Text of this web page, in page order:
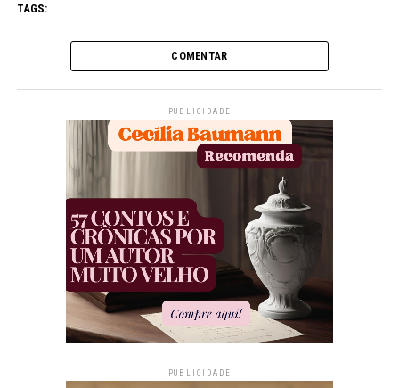
TAGS:
COMENTAR
PUBLICIDADE
PUBLICIDADE